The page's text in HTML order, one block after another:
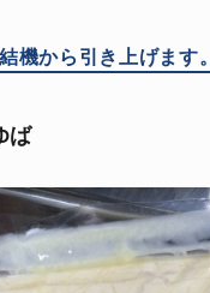
機から引き上げます。
ば